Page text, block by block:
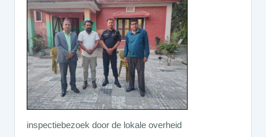
inspectiebezoek door de lokale overheid